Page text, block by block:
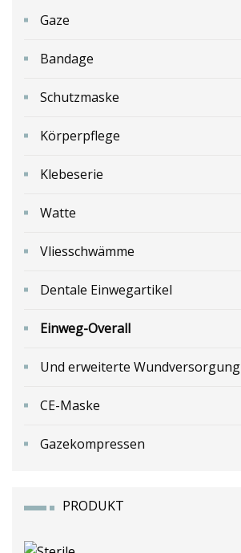
Gaze
Bandage
Schutzmaske
Körperpflege
Klebeserie
Watte
Vliesschwämme
Dentale Einwegartikel
Einweg-Overall
Und erweiterte Wundversorgung
CE-Maske
Gazekompressen
PRODUKT